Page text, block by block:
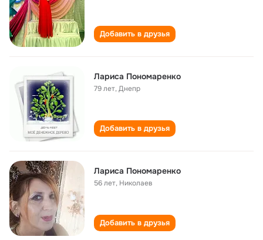
Добавить в друзья
Лариса Пономаренко
79 лет,Днепр
Добавить в друзья
Лариса Пономаренко
56 лет, Николаев
Добавить в друзья